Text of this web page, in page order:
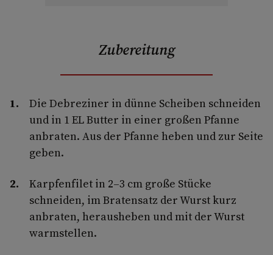
Zubereitung
Die Debreziner in dünne Scheiben schneiden
und in 1 EL Butter in einer großen Pfanne
anbraten. Aus der Pfanne heben und zur Seite
geben.
Karpfenfilet in 2–3 cm große Stücke
schneiden, im Bratensatz der Wurst kurz
anbraten, herausheben und mit der Wurst
warmstellen.